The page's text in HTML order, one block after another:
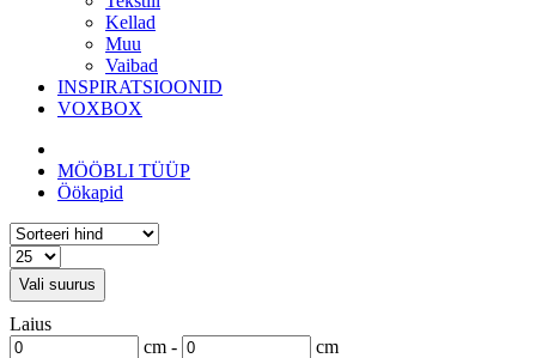
Kellad
Muu
Vaibad
INSPIRATSIOONID
VOXBOX
MÖÖBLI TÜÜP
Öökapid
Vali suurus
Laius
cm -
cm